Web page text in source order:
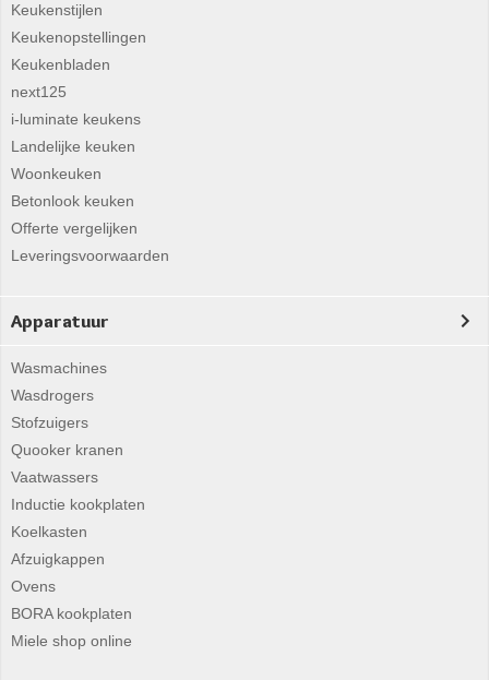
Keukenstijlen
Keukenopstellingen
Keukenbladen
next125
i-luminate keukens
Landelijke keuken
Woonkeuken
Betonlook keuken
Offerte vergelijken
Leveringsvoorwaarden
Apparatuur
Wasmachines
Wasdrogers
Stofzuigers
Quooker kranen
Vaatwassers
Inductie kookplaten
Koelkasten
Afzuigkappen
Ovens
BORA kookplaten
Miele shop online